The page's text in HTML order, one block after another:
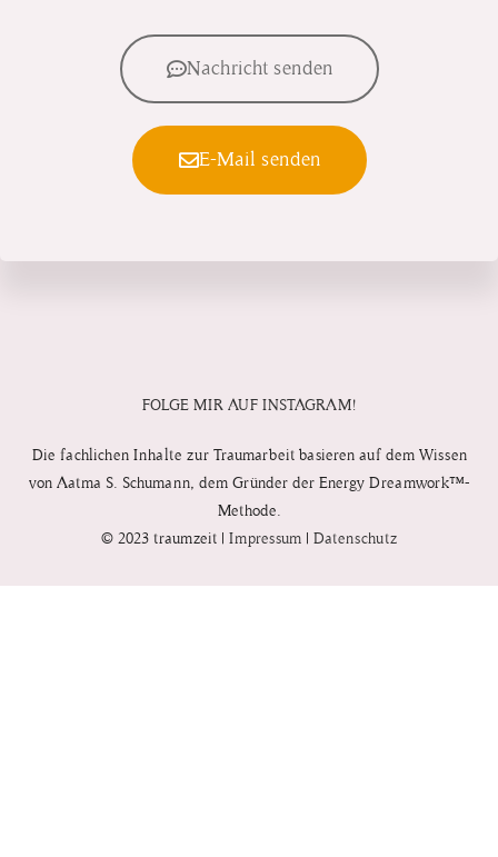
Nachricht senden
E-Mail senden
FOLGE MIR AUF INSTAGRAM!
Die fachlichen Inhalte zur Traumarbeit basieren auf dem Wissen
von Aatma S. Schumann, demGründer der Energy Dreamwork™-
Methode.
© 2023 traumzeit | Impressum | Datenschutz